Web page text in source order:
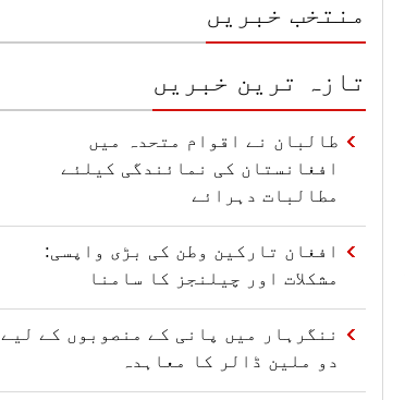
منتخب خبریں
تازہ ترین خبریں
طالبان نے اقوام متحدہ میں
افغانستان کی نمائندگی کیلئے
مطالبات دہرائے
افغان تارکین وطن کی بڑی واپسی:
مشکلات اور چیلنجز کا سامنا
ننگرہار میں پانی کے منصوبوں کے لیے
دو ملین ڈالر کا معاہدہ